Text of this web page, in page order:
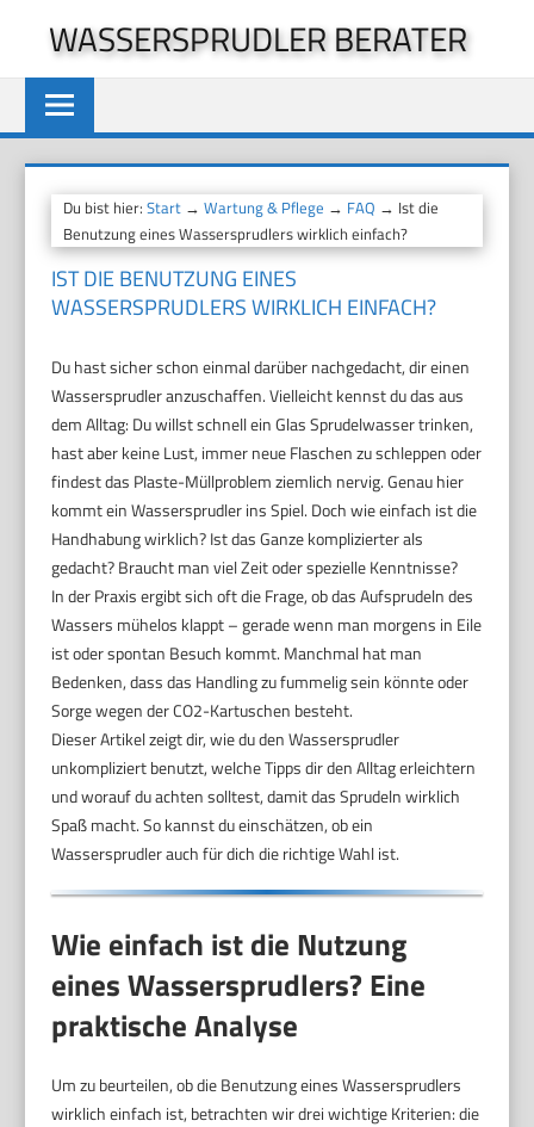
springen
WASSERSPRUDLER BERATER
Du bist hier:Start →Wartung & Pflege → FAQ → Ist die
Benutzung eines Wassersprudlers wirklich einfach?
IST DIE BENUTZUNG EINES
WASSERSPRUDLERS WIRKLICH EINFACH?
Du hast sicher schon einmal darüber nachgedacht, dir einen
Wassersprudler anzuschaffen. Vielleicht kennst du das aus
dem Alltag: Du willst schnell ein Glas Sprudelwasser trinken,
hast aber keine Lust, immer neue Flaschen zu schleppen oder
findest das Plaste-Müllproblem ziemlich nervig. Genau hier
kommt ein Wassersprudler ins Spiel. Doch wie einfach ist die
Handhabung wirklich? Ist das Ganze komplizierter als
gedacht? Braucht man viel Zeit oder spezielle Kenntnisse?
In der Praxis ergibt sich oft die Frage, ob das Aufsprudeln des
Wassers mühelos klappt – gerade wenn man morgens in Eile
ist oder spontan Besuch kommt. Manchmal hat man
Bedenken, dass das Handling zu fummelig sein könnte oder
Sorge wegen der CO2-Kartuschen besteht.
Dieser Artikel zeigt dir, wie du den Wassersprudler
unkompliziert benutzt, welche Tipps dir den Alltag erleichtern
und worauf du achten solltest, damit das Sprudeln wirklich
Spaß macht. So kannst du einschätzen, ob ein
Wassersprudler auch für dich die richtige Wahl ist.
Wie einfach ist die Nutzung
eines Wassersprudlers? Eine
praktische Analyse
Um zu beurteilen, ob die Benutzung eines Wassersprudlers
wirklich einfach ist, betrachten wir drei wichtige Kriterien: die